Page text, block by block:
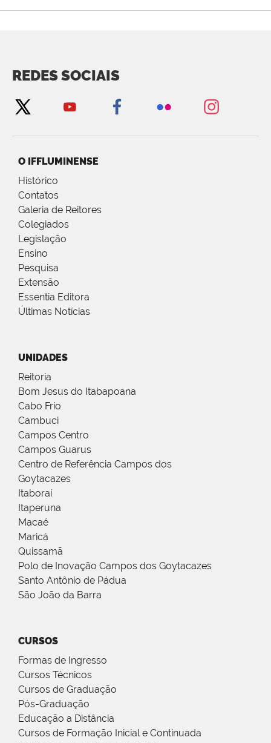
REDES SOCIAIS
O IFFLUMINENSE
Histórico
Contatos
Galeria de Reitores
Colegiados
Legislação
Ensino
Pesquisa
Extensão
Essentia Editora
Últimas Notícias
UNIDADES
Reitoria
Bom Jesus do Itabapoana
Cabo Frio
Cambuci
Campos Centro
Campos Guarus
Centro de Referência Campos dos
Goytacazes
Itaboraí
Itaperuna
Macaé
Maricá
Quissamã
Polo de Inovação Campos dos Goytacazes
Santo Antônio de Pádua
São João da Barra
CURSOS
Formas de Ingresso
Cursos Técnicos
Cursos de Graduação
Pós-Graduação
Educação a Distância
Cursos de Formação Inicial e Continuada